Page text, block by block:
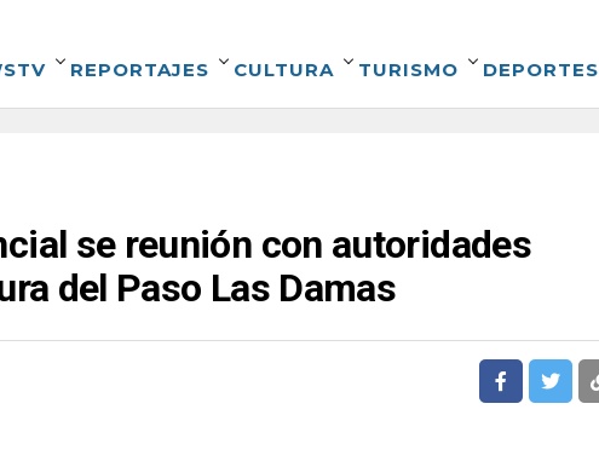
REPORTAJES CULTURA TURISMO DEPORTES
se reunión con autoridades
del Paso Las Damas